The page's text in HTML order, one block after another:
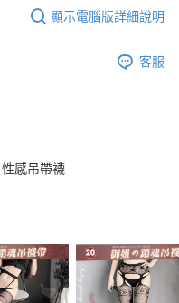
顯示電腦版詳細說明
客服
性感吊帶襪